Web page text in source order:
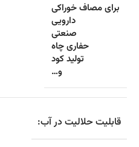
برای مصاف خوراکی
دارویی
صنعتی
حفاری چاه
تولید کود
و…
قابلیت حلالیت در آب: